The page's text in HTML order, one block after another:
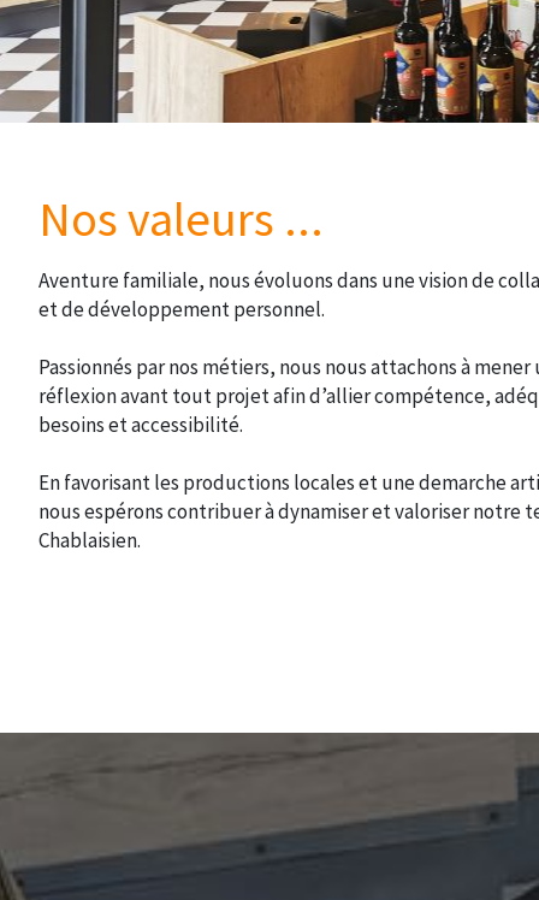
Nos valeurs ...
Aventure familiale, nous évoluons dans une vision de
et de développement personnel.
Passionnés par nos métiers, nous nous attachons à mener
réflexion avant tout projet afin d’allier compétence,
besoins et accessibilité.
En favorisant les productions locales et une demarche
nous espérons contribuer à dynamiser et valoriser notre
Chablaisien.